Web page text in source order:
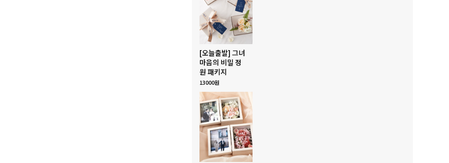
[오늘출발] 그녀
마음의 비밀 정
원 패키지
13000원